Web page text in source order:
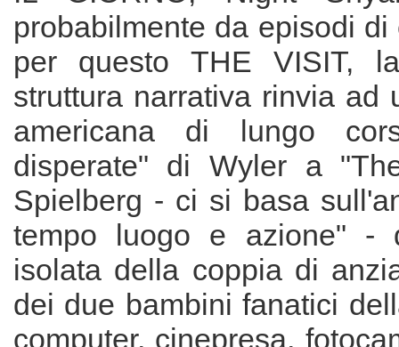
probabilmente da episodi
per questo THE VISIT,
struttura narrativa rinvia ad
americana di lungo
disperate" di Wyler a
Spielberg - ci si basa
tempo luogo e azione" -
isolata della coppia di
dei due bambini fanatici
computer, cinepresa,